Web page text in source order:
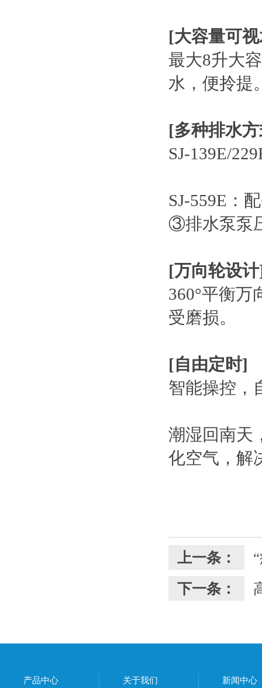
[大容量可
最大8升大
水，便拎提
[多种排水
SJ-139E/
SJ-559E：
③排水泵泵
[万向轮设计
360°平衡
受磨损。
[自由定时]
智能操控，
潮湿回南天
化空气，解
上一条：
下一条：
产品中心 关于我们 新闻中心